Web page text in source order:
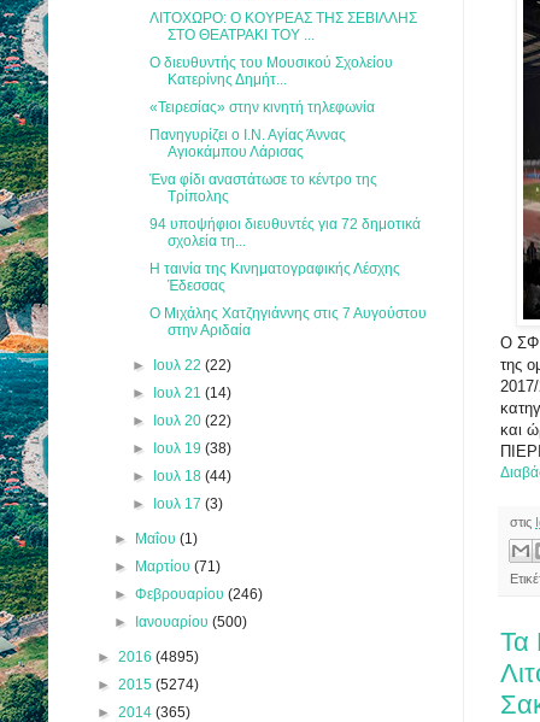
Ο
της
και
στις
Τα
ΛΙΤΟΧΩΡΟ: Ο ΚΟΥΡΕΑΣ ΤΗΣ ΣΕΒΙΛΛΗΣ
ΣΤΟ ΘΕΑΤΡΑΚΙ ΤΟΥ ...
Ο διευθυντής του Μουσικού Σχολείου
Κατερίνης Δημήτ...
«Τειρεσίας» στην κινητή τηλεφωνία
Πανηγυρίζει ο Ι.Ν. Αγίας Άννας
Αγιοκάμπου Λάρισας
Ένα φίδι αναστάτωσε το κέντρο της
Τρίπολης
94 υποψήφιοι διευθυντές για 72 δημοτικά
σχολεία τη...
Η ταινία της Κινηματογραφικής Λέσχης
Έδεσσας
Ο Μιχάλης Χατζηγιάννης στις 7 Αυγούστου
στην Αριδαία
► Ιουλ 22 (22)
► Ιουλ 21 (14)
► Ιουλ 20 (22)
► Ιουλ 19 (38)
► Ιουλ 18 (44)
► Ιουλ 17 (3)
► Μαΐου(1)
► Μαρτίου(71)
►Φεβρουαρίου(246)
► Ιανουαρίου(500)
► 2016 (4895)
► 2015 (5274)
► 2014 (365)